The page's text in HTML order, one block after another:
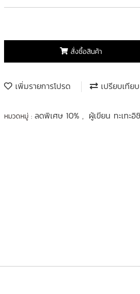
สั่งซื้อสินค้า
เพิ่มรายการโปรด เปรียบเทียบ
หมวดหมู่ : ลดพิเศษ 10% , ผู้เขียน ทะเทะอิ